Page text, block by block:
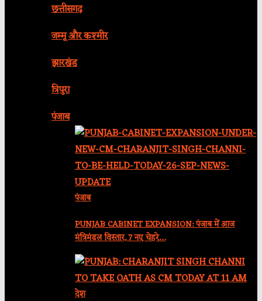
छत्तीसगढ़
जम्मू और कश्मीर
झारखंड
त्रिपुरा
पंजाब
पंजाब
PUNJAB CABINET EXPANSION: पंजाब में आज
मंत्रिमंडल विस्तार, 7 नए चेहरे…
देश